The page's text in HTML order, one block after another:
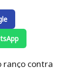
ranço contra